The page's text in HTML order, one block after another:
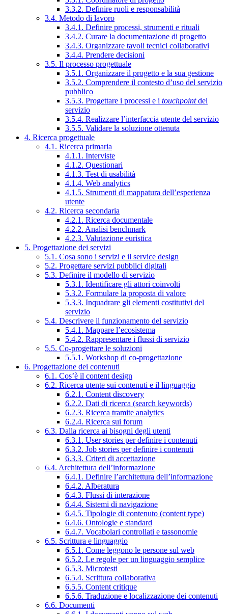
3.3.2. Definire ruoli e responsabilità
3.4. Metodo di lavoro
3.4.1. Definire processi, strumenti e rituali
3.4.2. Curare la documentazione di progetto
3.4.3. Organizzare tavoli tecnici collaborativi
3.4.4. Prendere decisioni
3.5. Il processo progettuale
3.5.1. Organizzare il progetto e la sua gestione
3.5.2. Comprendere il contesto d’uso del servizio
pubblico
3.5.3. Progettare i processi e i touchpointdel
servizio
3.5.4. Realizzare l’interfaccia utente del servizio
3.5.5. Validare la soluzione ottenuta
4. Ricerca progettuale
4.1. Ricerca primaria
4.1.1. Interviste
4.1.2. Questionari
4.1.3. Test di usabilità
4.1.4. Web analytics
4.1.5. Strumenti di mappatura dell’esperienza
utente
4.2. Ricerca secondaria
4.2.1. Ricerca documentale
4.2.2. Analisi benchmark
4.2.3. Valutazione euristica
5. Progettazione dei servizi
5.1. Cosa sono i servizi e il service design
5.2. Progettare servizi pubblici digitali
5.3. Definire il modello di servizio
5.3.1. Identificare gli attori coinvolti
5.3.2. Formulare la proposta di valore
5.3.3. Inquadrare gli elementi costitutivi del
servizio
5.4. Descrivere il funzionamento del servizio
5.4.1. Mappare l’ecosistema
5.4.2. Rappresentare i flussi di servizio
5.5. Co-progettare le soluzioni
5.5.1. Workshop di co-progettazione
6. Progettazione dei contenuti
6.1. Cos’è il content design
6.2. Ricerca utente sui contenuti e il linguaggio
6.2.1. Content discovery
6.2.2. Dati di ricerca (search keywords)
6.2.3. Ricerca tramite analytics
6.2.4. Ricerca sui forum
6.3. Dalla ricerca ai bisogni degli utenti
6.3.1. User stories per definire i contenuti
6.3.2. Job stories per definire i contenuti
6.3.3. Criteri di accettazione
6.4. Architettura dell’informazione
6.4.1. Definire l’architettura dell’informazione
6.4.2. Alberatura
6.4.3. Flussi di interazione
6.4.4. Sistemi di navigazione
6.4.5. Tipologie di contenuto (content type)
6.4.6. Ontologie e standard
6.4.7. Vocabolari controllati e tassonomie
6.5. Scrittura e linguaggio
6.5.1. Come leggono le persone sul web
6.5.2. Le regole per un linguaggio semplice
6.5.3. Microtesti
6.5.4. Scrittura collaborativa
6.5.5. Content critique
6.5.6. Traduzione e localizzazione dei contenuti
6.6. Documenti